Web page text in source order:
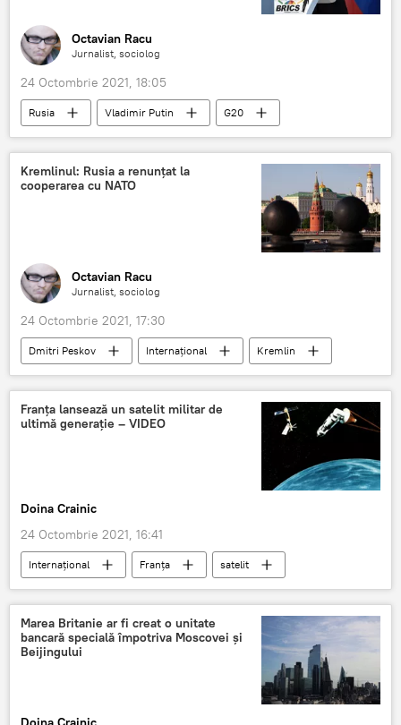
Octavian Racu
Jurnalist, sociolog
24 Octombrie 2021, 18:05
Rusia Vladimir Putin
G20
ASEAN
Kremlinul: Rusia a renunțat la
cooperarea cu NATO
Octavian Racu
Jurnalist, sociolog
24 Octombrie 2021, 17:30
Dmitri Peskov Internaţional Kremlin
Franţa lansează un satelit militar de
ultimă generație – VIDEO
Doina Crainic
24 Octombrie 2021, 16:41
Internaţional Franța
satelit
militar
Marea Britanie ar fi creat o unitate
bancară specială împotriva Moscovei și
Beijingului